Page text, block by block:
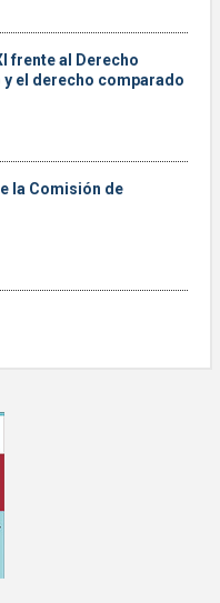
frente al Derecho
el derecho comparado
la Comisión de